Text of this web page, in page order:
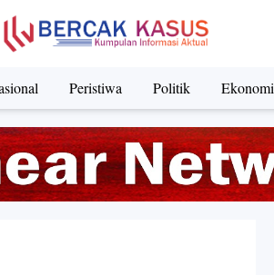
Peristiwa Politik Ekonomi